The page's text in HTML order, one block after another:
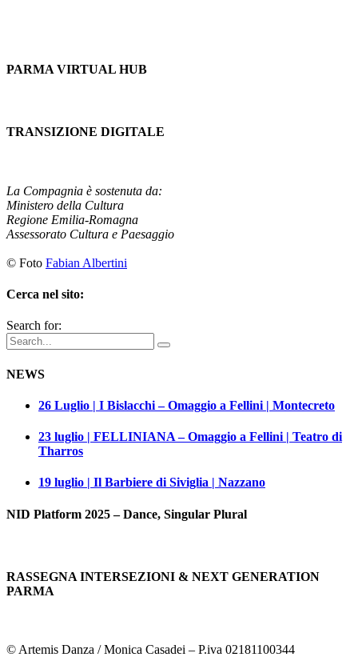
PARMA VIRTUAL HUB
TRANSIZIONE DIGITALE
La Compagnia è sostenuta da:
Ministero della Cultura
Regione Emilia-Romagna
Assessorato Cultura e Paesaggio
© Foto Fabian Albertini
Cerca nel sito:
Search for:
NEWS
26 Luglio | I Bislacchi – Omaggio a Fellini | Montecreto
23 luglio | FELLINIANA – Omaggio a Fellini | Teatro di
Tharros
19 luglio | Il Barbiere di Siviglia | Nazzano
NID Platform 2025 – Dance, Singular Plural
RASSEGNA INTERSEZIONI & NEXT GENERATION
PARMA
© Artemis Danza / Monica Casadei – P.iva 02181100344